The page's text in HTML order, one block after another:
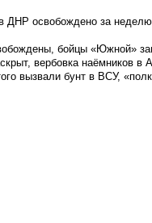
ДНР освобождено за
бойцы «Южной»
вербовка наёмников в
вызвали бунт в ВСУ,